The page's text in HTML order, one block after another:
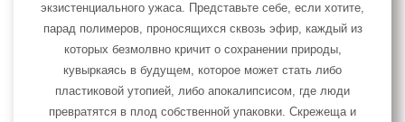
экзистенциального ужаса. Представьте себе, если хотите,
парад полимеров, проносящихся сквозь эфир, каждый из
которых безмолвно кричит о сохранении природы,
кувыркаясь в будущем, которое может стать либо
пластиковой утопией, либо апокалипсисом, где люди
превратятся в плод собственной упаковки. Скрежеща и